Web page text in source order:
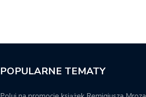
POPULARNE TEMATY